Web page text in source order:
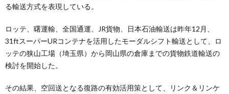
る輸送方式を表現している。
ロッテ、曙運輸、全国通運、JR貨物、日本石油輸送は昨年12月、
31ftスーパーURコンテナを活用したモーダルシフト輸送として、ロ
ッテの狭山工場（埼玉県）から岡山県の倉庫までの貨物鉄道輸送の
検討を開始した。
その結果、空回送となる復路の有効活用策として、リンク＆リンケ